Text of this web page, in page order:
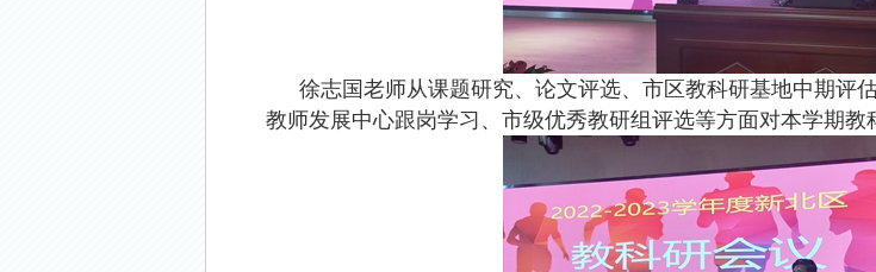
徐志国老师从课题研究、论文评选、市区教科研基地中期评
教师发展中心跟岗学习、市级优秀教研组评选等方面对本学期教